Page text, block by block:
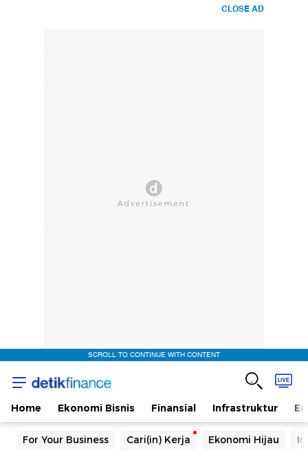
CLOSE AD
SCROLL TO CONTINUE WITH CONTENT
Home Ekonomi Bisnis Finansial Infrastruktur
For Your Business Cari(in) Kerja Ekonomi Hijau